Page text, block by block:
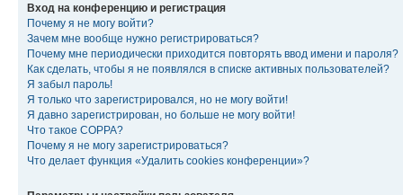
Вход на конференцию и регистрация
Почему я не могу войти?
Зачем мне вообще нужно регистрироваться?
Почему мне периодически приходится повторять ввод имени и пароля?
Как сделать, чтобы я не появлялся в списке активных пользователей?
Я забыл пароль!
Я только что зарегистрировался, но не могу войти!
Я давно зарегистрирован, но больше не могу войти!
Что такое COPPA?
Почему я не могу зарегистрироваться?
Что делает функция «Удалить cookies конференции»?